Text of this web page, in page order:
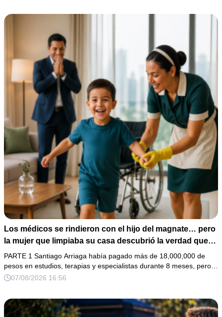
Los médicos se rindieron con el hijo del magnate… pero
la mujer que limpiaba su casa descubrió la verdad que
nadie quiso escuchar.
PARTE 1 Santiago Arriaga había pagado más de 18,000,000 de
pesos en estudios, terapias y especialistas durante 8 meses, pero…
07/08/2026 16:56